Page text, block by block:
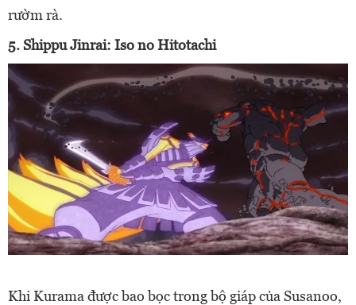
rườm rà.
5. Shippu Jinrai: Iso no Hitotachi
Khi Kurama được bao bọc trong bộ giáp của Susanoo,